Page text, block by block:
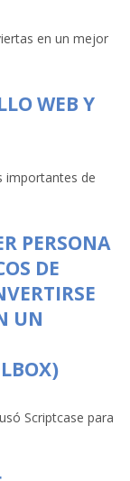
en un mejor
WEB Y
importantes de
PERSONA
DE
UN
Scriptcase para